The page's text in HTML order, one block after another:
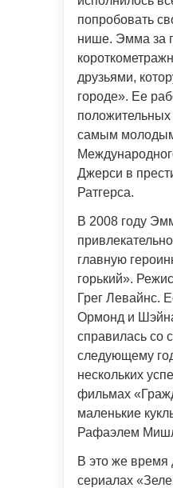
попробовать
нише. Эмма за
друзьями,
городе». Ее
положительных
самым молодым
Джерси в
Ратгерса.
В 2008 году
главную
горький».
Грег Левайнс.
Ормонд и
справилась со
следующему
нескольких
фильмах
маленькие
Рафаэлем
В это же время
сериалах